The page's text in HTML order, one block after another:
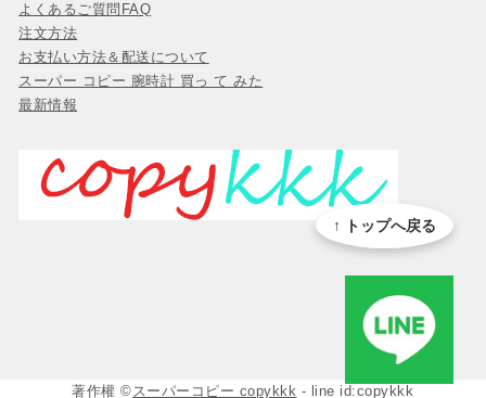
よくあるご質問FAQ
注文方法
お支払い方法＆配送について
スーパー コピー 腕時計 買っ て みた
最新情報
著作權 ©スーパーコピー copykkk - line id:copykkk
↑ トップへ戻る